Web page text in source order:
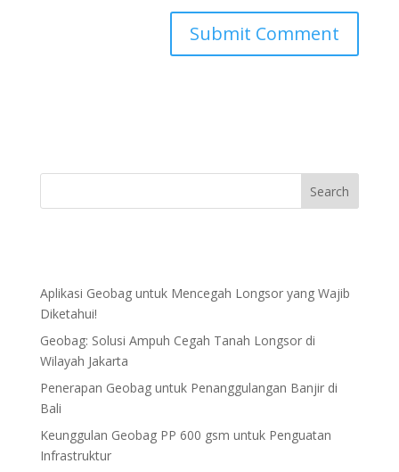
Aplikasi Geobag untuk Mencegah Longsor yang Wajib
Diketahui!
Geobag: Solusi Ampuh Cegah Tanah Longsor di
Wilayah Jakarta
Penerapan Geobag untuk Penanggulangan Banjir di
Bali
Keunggulan Geobag PP 600 gsm untuk Penguatan
Infrastruktur